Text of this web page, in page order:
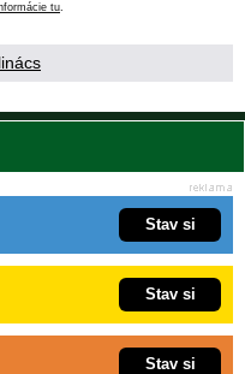
tu
Stav si
Stav si
Stav si